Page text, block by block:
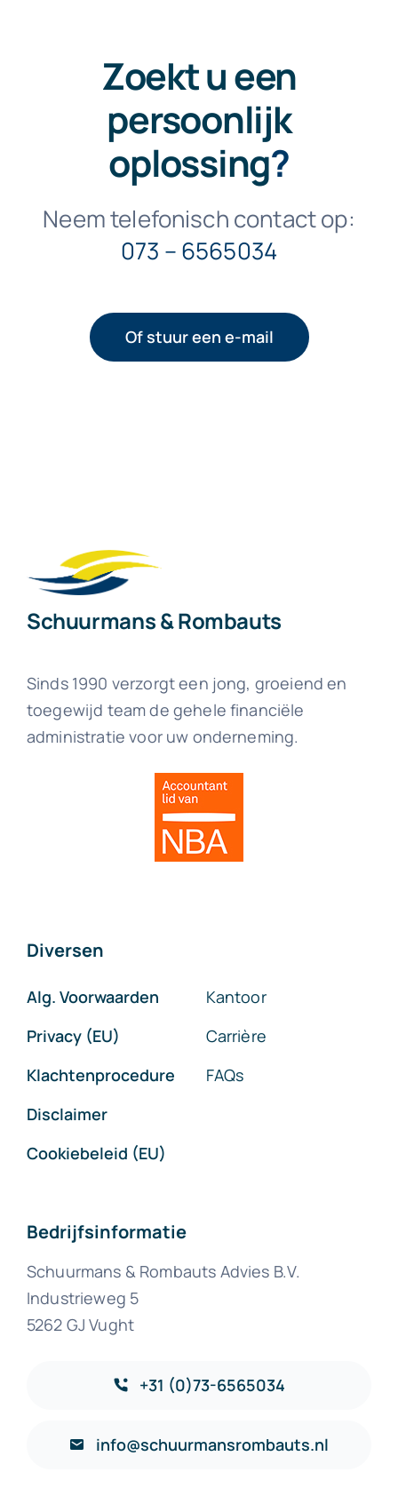
Zoekt u een
persoonlijk
oplossing?
Neem telefonisch contact op:
073 – 6565034
Of stuur een e-mail
Schuurmans & Rombauts
Sinds 1990 verzorgt een jong, groeiend en
toegewijd team de gehele financiële
administratie voor uw onderneming.
Diversen
Alg. Voorwaarden
Privacy (EU)
Klachtenprocedure
Disclaimer
Cookiebeleid (EU)
Kantoor
Carrière
FAQs
Bedrijfsinformatie
Schuurmans & Rombauts Advies B.V.
Industrieweg 5
5262 GJ Vught
+31 (0)73-6565034
info@schuurmansrombauts.nl